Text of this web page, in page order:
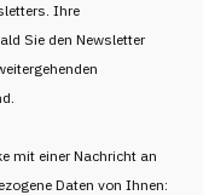
Ihre
Sie den Newsletter
mit einer Nachricht an
Daten von Ihnen: